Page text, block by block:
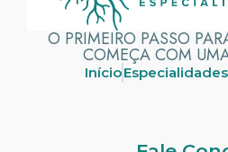
O PRIMEIRO PASSO
COMEÇA COM
InícioEspecialidades